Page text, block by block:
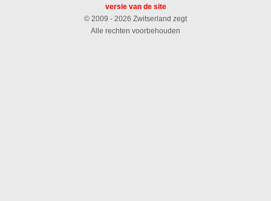
versie van de site
© 2009 - 2026 Zwitserland zegt
Alle rechten voorbehouden